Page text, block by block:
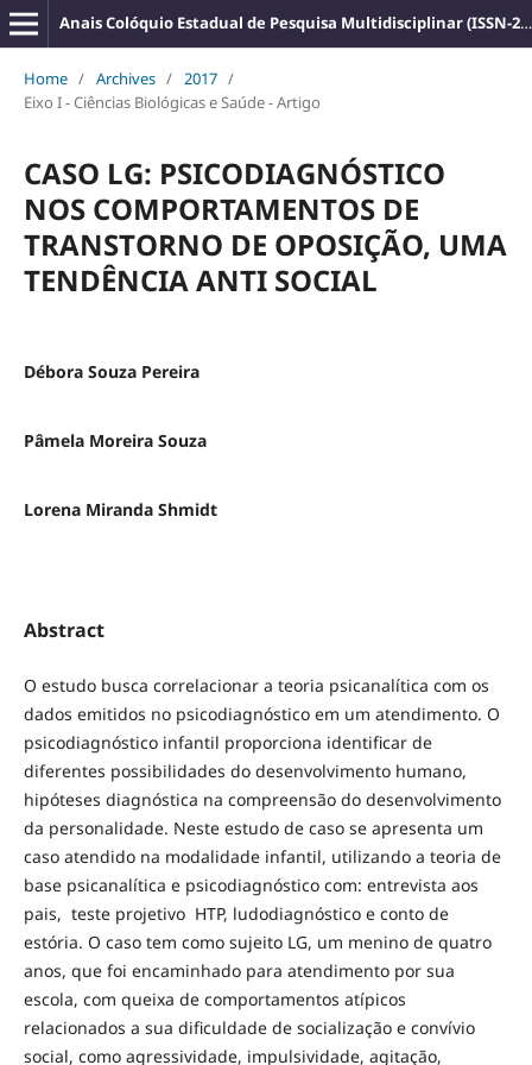
Anais Colóquio Estadual de Pesquisa Multidisciplinar (ISSN-2527-2500)
Home / Archives / 2017 /
Eixo I - Ciências Biológicas e Saúde - Artigo
CASO LG: PSICODIAGNÓSTICO
NOS COMPORTAMENTOS DE
TRANSTORNO DE OPOSIÇÃO, UMA
TENDÊNCIA ANTI SOCIAL
Débora Souza Pereira
Pâmela Moreira Souza
Lorena Miranda Shmidt
Abstract
O estudo busca correlacionar a teoria psicanalítica com os
dados emitidos no psicodiagnóstico em um atendimento. O
psicodiagnóstico infantil proporciona identificar de
diferentes possibilidades do desenvolvimento humano,
hipóteses diagnóstica na compreensão do desenvolvimento
da personalidade. Neste estudo de caso se apresenta um
caso atendido na modalidade infantil, utilizando a teoria de
base psicanalítica e psicodiagnóstico com: entrevista aos
pais, teste projetivo HTP, ludodiagnóstico e conto de
estória. O caso tem como sujeito LG, um menino de quatro
anos, que foi encaminhado para atendimento por sua
escola, com queixa de comportamentos atípicos
relacionados a sua dificuldade de socialização e convívio
social, como agressividade, impulsividade, agitação,